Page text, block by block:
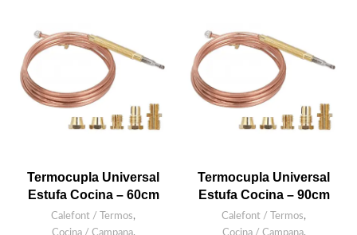
Termocupla Universal
Estufa Cocina – 60cm
Calefont / Termos,
Cocina / Campana,
Termocupla Universal
Estufa Cocina – 90cm
Calefont / Termos,
Cocina / Campana,